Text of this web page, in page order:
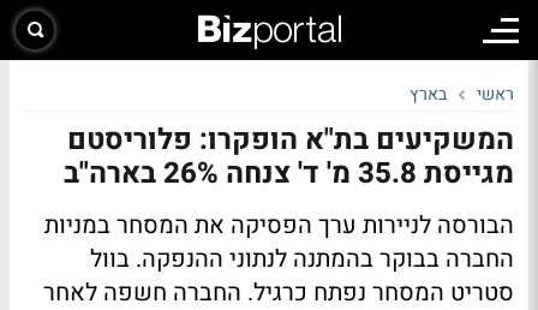
ראשי בארץ
המשקיעים בת"א הופקרו: פלוריסטם
מגייסת 35.8 מ' ד' צנחה 26% בארה"ב
הבורסה לניירות ערך הפסיקה את המסחר במניות
החברה בבוקר בהמתנה לנתוני ההנפקה. בוול
סטריט המסחר נפתח כרגיל. החברה חשפה לאחר